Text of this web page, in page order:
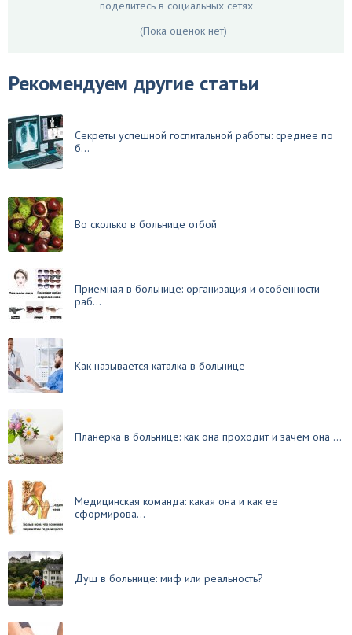
поделитесь в социальных сетях
(Пока оценок нет)
Рекомендуем другие статьи
Секреты успешной госпитальной работы: среднее по
б...
Во сколько в больнице отбой
Приемная в больнице: организация и особенности
раб...
Как называется каталка в больнице
Планерка в больнице: как она проходит и зачем она ...
Медицинская команда: какая она и как ее
сформирова...
Душ в больнице: миф или реальность?